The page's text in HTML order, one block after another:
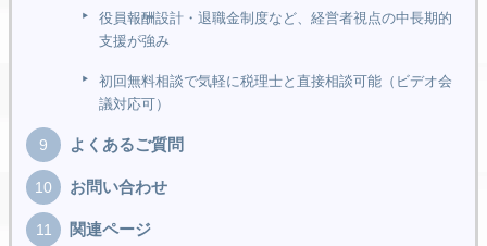
役員報酬設計・退職金制度など、経営者視点の中長期的
支援が強み
初回無料相談で気軽に税理士と直接相談可能（ビデオ会
議対応可）
よくあるご質問
お問い合わせ
関連ページ